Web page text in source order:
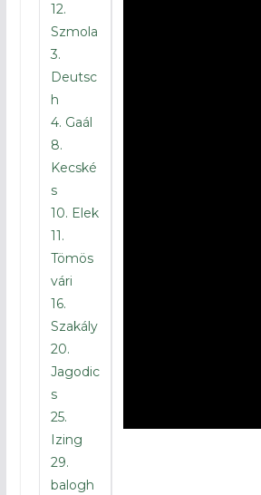
12.
Szmola
3.
Deutsc
h
4. Gaál
8.
Kecské
s
10. Elek
11.
Tömös
vári
16.
Szakály
20.
Jagodic
s
25.
Izing
29.
balogh